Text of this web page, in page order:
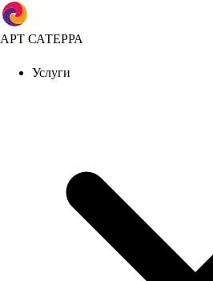
АРТ САТЕРРА
Услуги